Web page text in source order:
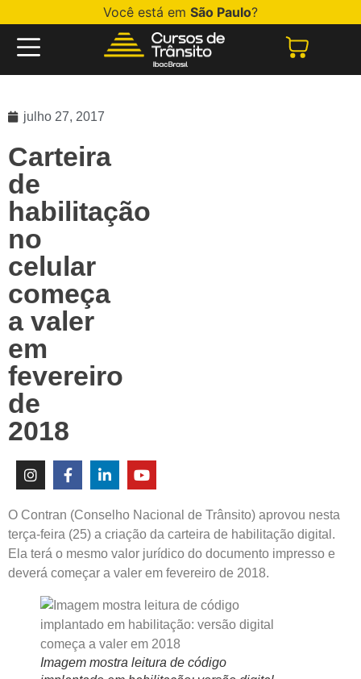
Você está em São Paulo?
julho 27, 2017
Carteira
de
habilitação
no
celular
começa
a valer
em
fevereiro
de
2018
O Contran (Conselho Nacional de Trânsito) aprovou nesta
terça-feira (25) a criação da carteira de habilitação digital.
Ela terá o mesmo valor jurídico do documento impresso e
deverá começar a valer em fevereiro de 2018.
Imagem mostra leitura de código